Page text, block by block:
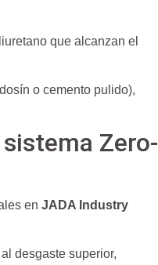
que alcanzan el
o cemento pulido),
Zero-
en JADA Industry
desgaste superior,